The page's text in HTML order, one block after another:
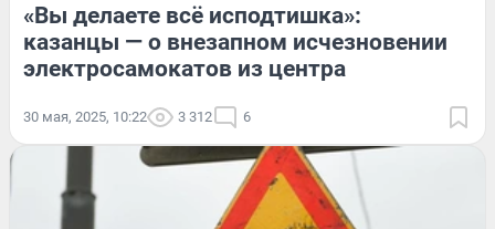
«Вы делаете всё исподтишка»:
казанцы — о внезапном исчезновении
электросамокатов из центра
30 мая, 2025, 10:22 3 312 6